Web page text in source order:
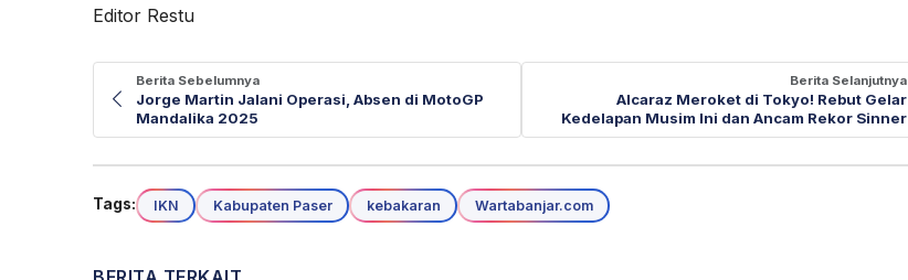
Editor Restu
Berita Sebelumnya
Jorge Martin Jalani Operasi, Absen di MotoGP
Mandalika 2025
Berita Selanjutnya
Alcaraz Meroket di Tokyo! Rebut Gelar
Kedelapan Musim Ini dan Ancam Rekor Sinner
Tags: IKN Kabupaten Paser kebakaran Wartabanjar.com